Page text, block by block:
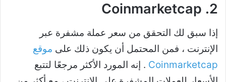
2. Coinmarketcap
إذا سبق لك التحقق من سعر عملة مشفرة عبر
الإنترنت ، فمن المحتمل أن يكون ذلك على موقع
Coinmarketcap . إنه المورد الأكثر مرجعًا لتتبع